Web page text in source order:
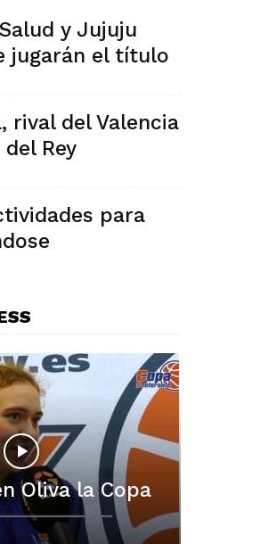
y Jujuju
jugarán el título
rival del Valencia
Rey
para
Oliva la Copa